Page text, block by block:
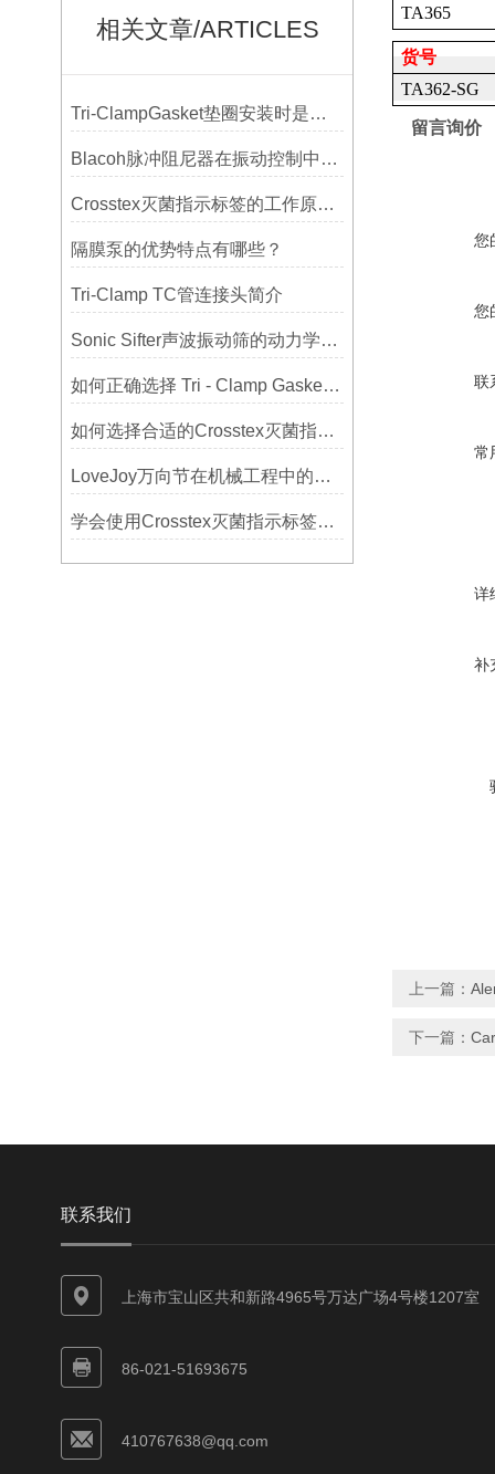
相关文章/ARTICLES
Tri-ClampGasket垫圈安装时是否需要涂抹润滑剂或密封脂？
Blacoh脉冲阻尼器在振动控制中的作用分析
Crosstex灭菌指示标签的工作原理：变色反应机制详解
隔膜泵的优势特点有哪些？
Tri-Clamp TC管连接头简介
Sonic Sifter声波振动筛的动力学模拟与性能分析
如何正确选择 Tri - Clamp Gasket 垫圈的材质与尺寸？
如何选择合适的Crosstex灭菌指示标签？
LoveJoy万向节在机械工程中的重要性
学会使用Crosstex灭菌指示标签提高无菌保证水平
TA365
货号
TA362-SG
留言询价
您
您
联
常
详
补
上一篇：
下一篇：
联系我们
上海市宝山区共和新路4965号万达广场4号楼1207室
86-021-51693675
410767638@qq.com